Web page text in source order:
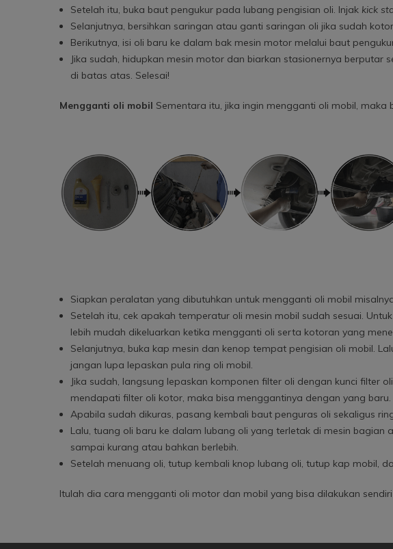
Setelah itu, buka baut pengukur pada lubang pengisian oli. Injak kick
Selanjutnya, bersihkan saringan atau ganti saringan oli jika sudah
Berikutnya, isi oli baru ke dalam bak mesin motor melalui baut
Jika sudah, hidupkan mesin motor dan biarkan stasionernya
di batas atas. Selesai!
Mengganti oli mobil Sementara itu, jika ingin mengganti oli mobil,
Siapkan peralatan yang dibutuhkan untuk mengganti oli mobil
Setelah itu, cek apakah temperatur oli mesin mobil sudah sesuai.
lebih mudah dikeluarkan ketika mengganti oli serta kotoran yang
Selanjutnya, buka kap mesin dan kenop tempat pengisian oli mobil.
jangan lupa lepaskan pula ring oli mobil.
Jika sudah, langsung lepaskan komponen filter oli dengan kunci filter
mendapati filter oli kotor, maka bisa menggantinya dengan yang baru.
Apabila sudah dikuras, pasang kembali baut penguras oli sekaligus
Lalu, tuang oli baru ke dalam lubang oli yang terletak di mesin
sampai kurang atau bahkan berlebih.
Setelah menuang oli, tutup kembali knop lubang oli, tutup kap mobil,
Itulah dia cara mengganti oli motor dan mobil yang bisa dilakukan